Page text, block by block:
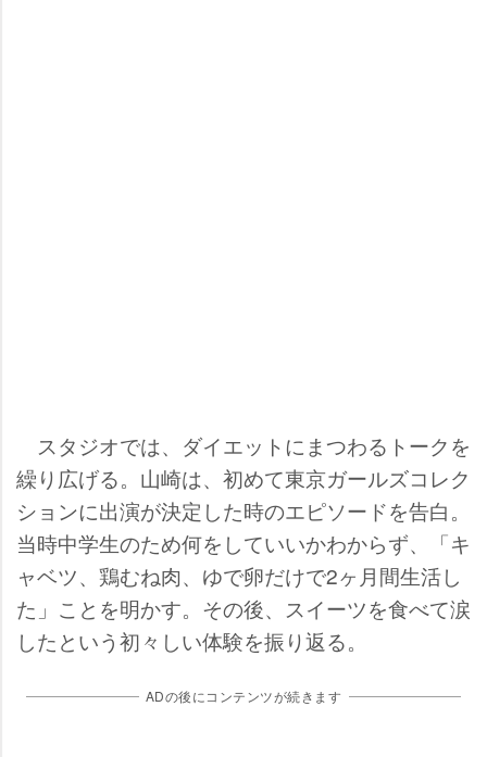
スタジオでは、ダイエットにまつわるトークを
繰り広げる。山崎は、初めて東京ガールズコレク
ションに出演が決定した時のエピソードを告白。
当時中学生のため何をしていいかわからず、「キ
ャベツ、鶏むね肉、ゆで卵だけで2ヶ月間生活し
た」ことを明かす。その後、スイーツを食べて涙
したという初々しい体験を振り返る。
ADの後にコンテンツが続きます